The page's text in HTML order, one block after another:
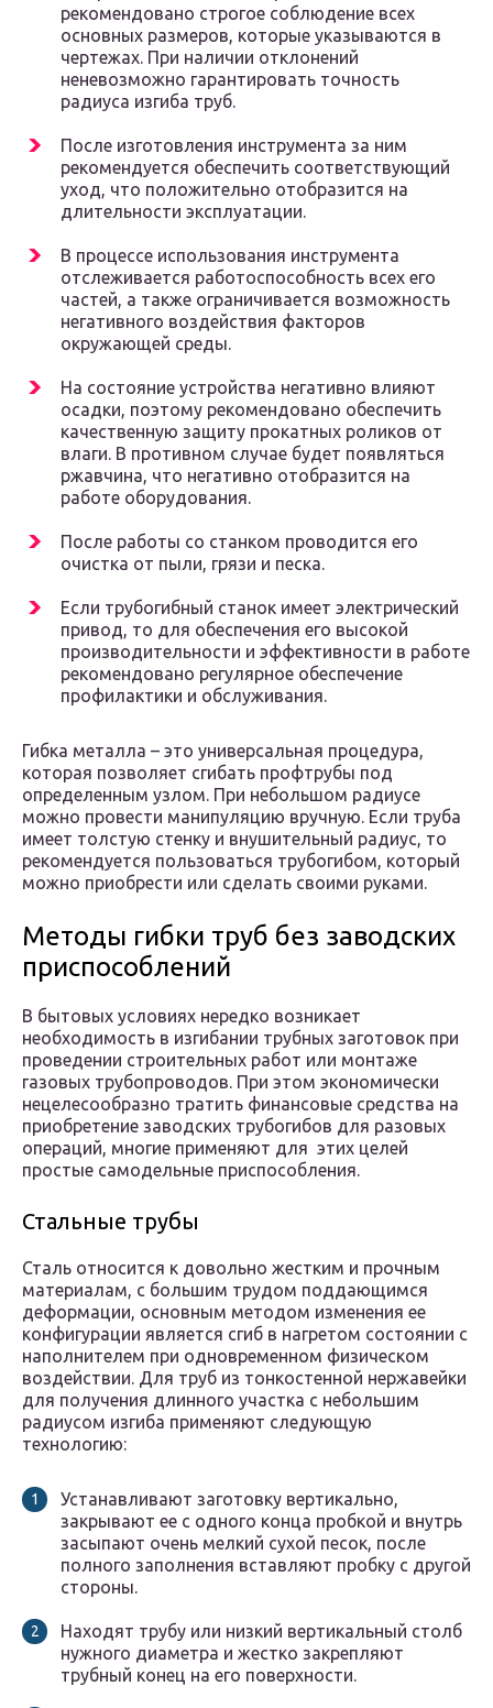
рекомендовано строгое соблюдение всех
основных размеров, которые указываются в
чертежах. При наличии отклонений
неневозможно гарантировать точность
радиуса изгиба труб.
После изготовления инструмента за ним
рекомендуется обеспечить соответствующий
уход, что положительно отобразится на
длительности эксплуатации.
В процессе использования инструмента
отслеживается работоспособность всех его
частей, а также ограничивается возможность
негативного воздействия факторов
окружающей среды.
На состояние устройства негативно влияют
осадки, поэтому рекомендовано обеспечить
качественную защиту прокатных роликов от
влаги. В противном случае будет появляться
ржавчина, что негативно отобразится на
работе оборудования.
После работы со станком проводится его
очистка от пыли, грязи и песка.
Если трубогибный станок имеет электрический
привод, то для обеспечения его высокой
производительности и эффективности в работе
рекомендовано регулярное обеспечение
профилактики и обслуживания.
Гибка металла – это универсальная процедура,
которая позволяет сгибать профтрубы под
определенным узлом. При небольшом радиусе
можно провести манипуляцию вручную. Если труба
имеет толстую стенку и внушительный радиус, то
рекомендуется пользоваться трубогибом, который
можно приобрести или сделать своими руками.
Методы гибки труб без заводских
приспособлений
В бытовых условиях нередко возникает
необходимость в изгибании трубных заготовок при
проведении строительных работ или монтаже
газовых трубопроводов. При этом экономически
нецелесообразно тратить финансовые средства на
приобретение заводских трубогибов для разовых
операций, многие применяют для этих целей
простые самодельные приспособления.
Стальные трубы
Сталь относится к довольно жестким и прочным
материалам, с большим трудом поддающимся
деформации, основным методом изменения ее
конфигурации является сгиб в нагретом состоянии с
наполнителем при одновременном физическом
воздействии. Для труб из тонкостенной нержавейки
для получения длинного участка с небольшим
радиусом изгиба применяют следующую
технологию:
Устанавливают заготовку вертикально,
закрывают ее с одного конца пробкой и внутрь
засыпают очень мелкий сухой песок, после
полного заполнения вставляют пробку с другой
стороны.
Находят трубу или низкий вертикальный столб
нужного диаметра и жестко закрепляют
трубный конец на его поверхности.